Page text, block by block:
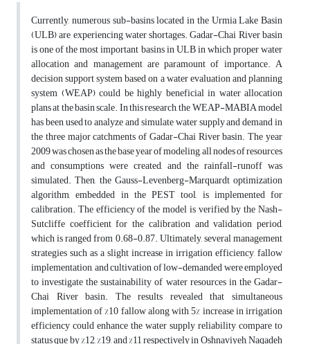
Currently, numerous sub-basins located in the Urmia Lake Basin
(ULB) are experiencing water shortages. Gadar-Chai River basin
is one of the most important basins in ULB in which proper water
allocation and management are paramount of importance. A
decision support system based on a water evaluation and planning
system (WEAP) could be highly beneficial in water allocation
plans at the basin scale. In this research, the WEAP-MABIA model
has been used to analyze and simulate water supply and demand in
the three major catchments of Gadar-Chai River basin. The year
2009 was chosen as the base year of modeling, all nodes of resources
and consumptions were created, and the rainfall-runoff was
simulated. Then, the Gauss-Levenberg-Marquardt optimization
algorithm, embedded in the PEST tool, is implemented for
calibration. The efficiency of the model is verified by the Nash-
Sutcliffe coefficient for the calibration and validation period,
which is ranged from 0.68-0.87. Ultimately, several management
strategies such as a slight increase in irrigation efficiency, fallow
implementation, and cultivation of low-demanded were employed
to investigate the sustainability of water resources in the Gadar-
Chai River basin. The results revealed that simultaneous
implementation of %10 fallow along with 5% increase in irrigation
efficiency could enhance the water supply reliability compare to